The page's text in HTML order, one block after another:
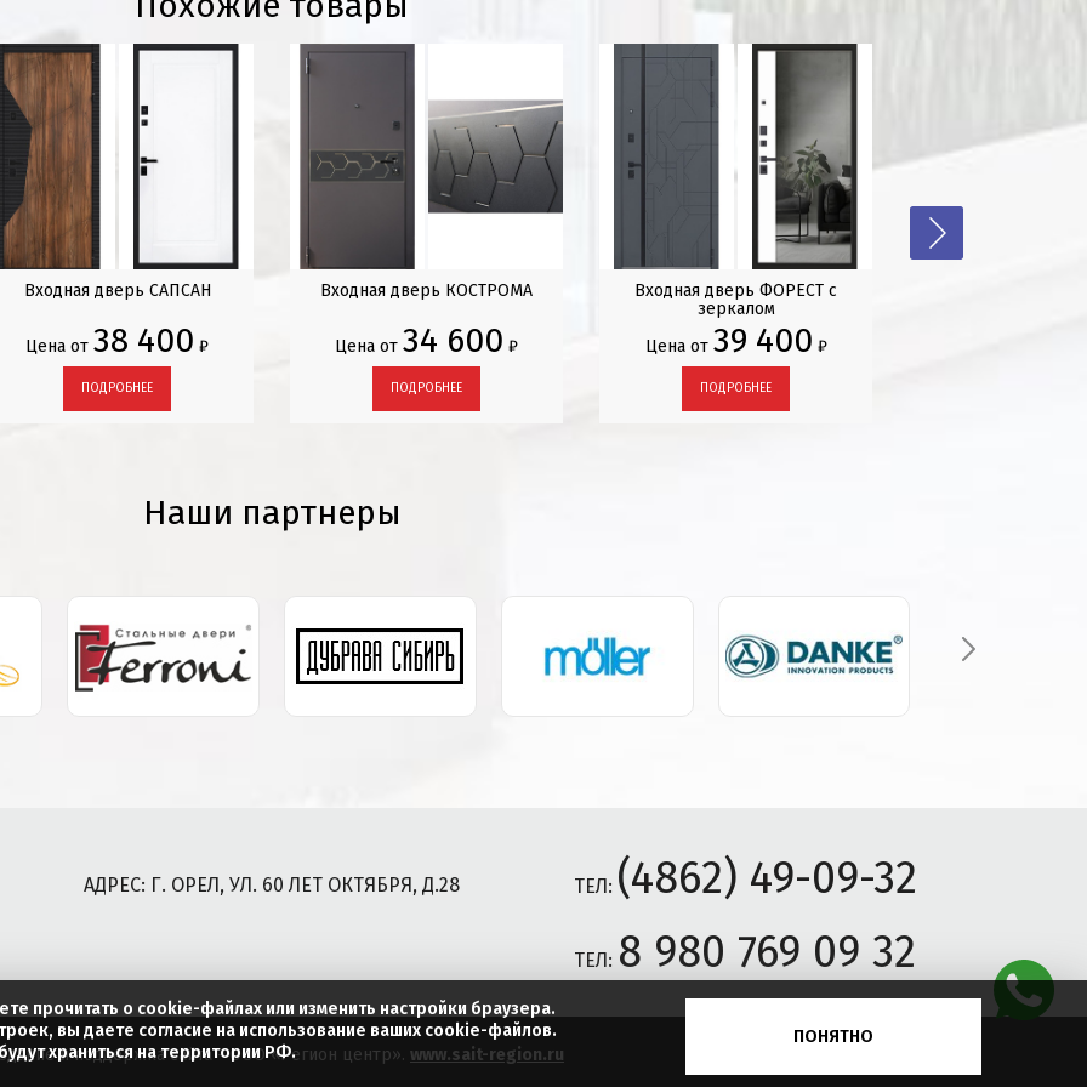
Входная дверь САПСАН
Цена от 38 400 ₽
ПОДРОБНЕЕ
Входная дверь КОСТРОМА
Цена от 34 600 ₽
ПОДРОБНЕЕ
Входная дверь ФОРЕСТ с
зеркалом
Цена от 39 400 ₽
ПОДРОБНЕЕ
Наши партнеры
АДРЕС: Г. ОРЕЛ, УЛ. 60 ЛЕТ ОКТЯБРЯ, Д.28 ТЕЛ: (4862) 49-09-32
ТЕЛ: 8 980 769 09 32
и поддержка сайта - ООО «Регион центр». www.sait-region.ru
прочитать о cookie-файлах или изменить настройки браузера.
вы даете согласие на использование ваших cookie-файлов.
храниться на территории РФ.
ПОНЯТНО